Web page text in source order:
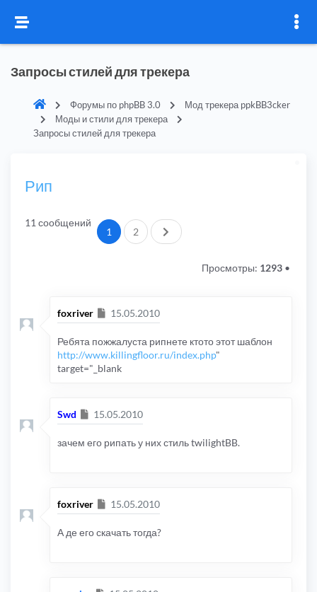
Запросы стилей для трекера
Форумы по phpBB 3.0
Мод трекера ppkBB3cker
Моды и стили для трекера
Запросы стилей для трекера
Рип
11 сообщений
1 2 След.
Просмотры: 1293 •
foxriver Сообщение
15.05.2010
Ребята пожжалуста рипнете ктото этот шаблон
http://www.killingfloor.ru/index.php"
target="_blank
Swd Сообщение
15.05.2010
зачем его рипать у них стиль twilightBB.
foxriver Сообщение
15.05.2010
А де его скачать тогда?